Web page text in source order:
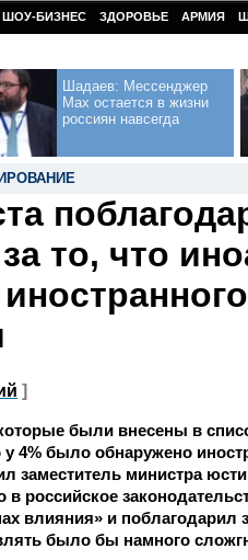
ШОУ-БИЗНЕС ЗДОРОВЬЕ АРМИЯ
Шадаев: Мессенджер
Max остается в жизни
россиян навсегда
то, что
]
были внесены в
у 4% было обнаружено
заместитель министра
в российское
влияния» и поблагодарил
было бы намного